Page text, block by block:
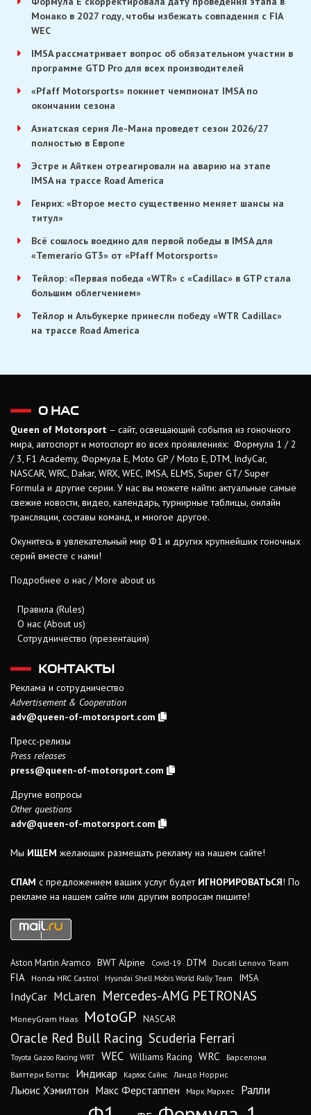
Монако в 2027 году, чтобы избежать совпадения с FIA
WEC
IMSA рассматривает вопрос об обязательном участии в
программе GTD Pro для всех производителей
«Pfaff Motorsports» покинет чемпионат IMSA по
окончании сезона
Азиатская серия Ле-Мана проведет сезон 2026/27
полностью в Европе
Эстре и Айткен отреагировали на аварию на этапе
IMSA на трассе Road America
Генрих: «Второе место существенно меняет шансы на
титул»
Всё сошлось воедино для первой победы в IMSA для
«Temerario GT3» от «Pfaff Motorsports»
Тейлор: «Первая победа «WTR» с «Cadillac» в GTP стала
большим облегчением»
Тейлор и Альбукерке принесли победу «WTR Cadillac»
на трассе Road America
О НАС
Queen of Motorsport – сайт, освещающий события из гоночного
мира, автоспорт и мотоспорт во всех проявлениях: Формула 1 / 2
/ 3, F1 Academy, Формула Е, Moto GP / Moto E, DTM, IndyCar,
NASCAR, WRC, Dakar, WRX, WEC, IMSA, ELMS, Super GT/ Super
Formula и другие серии. У нас вы можете найти: актуальные самые
свежие новости, видео, календарь, турнирные таблицы, онлайн
трансляции, составы команд, и многое другое.
Окунитесь в увлекательный мир Ф1 и других крупнейших гоночных
серий вместе с нами!
Подробнее о нас / More about us
Правила (Rules)
О нас (About us)
Сотрудничество (презентация)
КОНТАКТЫ
Реклама и сотрудничество
Advertisement & Cooperation
adv@queen-of-motorsport.com
Пресс-релизы
Press releases
press@queen-of-motorsport.com
Другие вопросы
Other questions
adv@queen-of-motorsport.com
Мы ИЩЕМ желающих размещать рекламу на нашем сайте!
СПАМ с предложением ваших услуг будет ИГНОРИРОВАТЬСЯ! По
рекламе на нашем сайте или другим вопросам пишите!
Aston Martin Aramco BWT Alpine Covid-19 DTM Ducati Lenovo Team
FIA Honda HRC Castrol Hyundai Shell Mobis World Rally Team IMSA
IndyCar McLaren Mercedes-AMG PETRONAS
MoneyGram Haas MotoGP NASCAR
Oracle Red Bull Racing Scuderia Ferrari
Toyota Gazoo Racing WRT WEC Williams Racing WRC
Барселона
Валттери Боттас
Индикар Карлос Сайнс Ландо Норрис
Льюис Хэмилтон Макс Ферстаппен Марк Маркес Ралли